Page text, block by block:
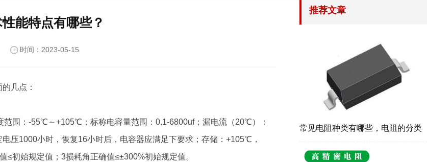
能特点有哪些？
时间：2023-05-15
几点：
围：-55℃～+105℃；标称电容量范围：0.1-6800uf；漏电流（20℃）：
压1000小时，恢复16小时后，电容器应满足下要求；存储：+105℃，
初始规定值；3损耗角正确值≤±300%初始规定值。
推荐文章
常见电阻种类有哪些，电阻的分类
和作用